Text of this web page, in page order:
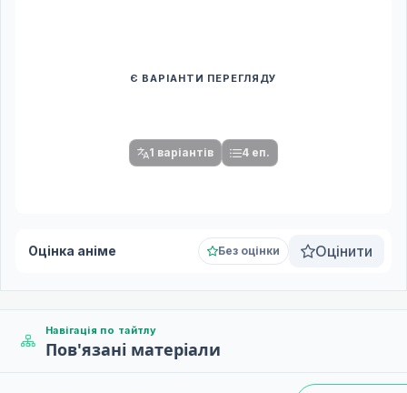
Є ВАРІАНТИ ПЕРЕГЛЯДУ
1 варіантів 4 еп.
Оцінка аніме Без оцінки Оцінити
Навігація по тайтлу
Пов'язані матеріали